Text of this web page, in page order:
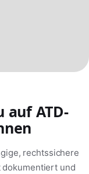
auf ATD-
rechtssichere
und